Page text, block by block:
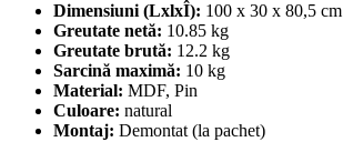
Dimensiuni (LxlxÎ): 100 x 30 x 80,5 cm
Greutate netă: 10.85 kg
Greutate brută: 12.2 kg
Sarcină maximă: 10 kg
Material: MDF, Pin
Culoare: natural
Montaj: Demontat (la pachet)